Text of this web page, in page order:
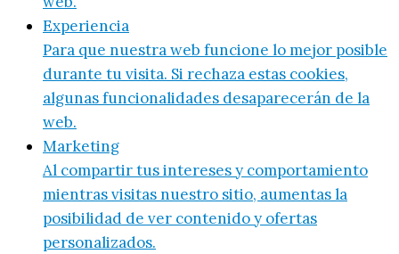
Experiencia
Para que nuestra web funcione lo mejor posible
durante tu visita. Si rechaza estas cookies,
algunas funcionalidades desaparecerán de la
web.
Marketing
Al compartir tus intereses y comportamiento
mientras visitas nuestro sitio, aumentas la
posibilidad de ver contenido y ofertas
personalizados.